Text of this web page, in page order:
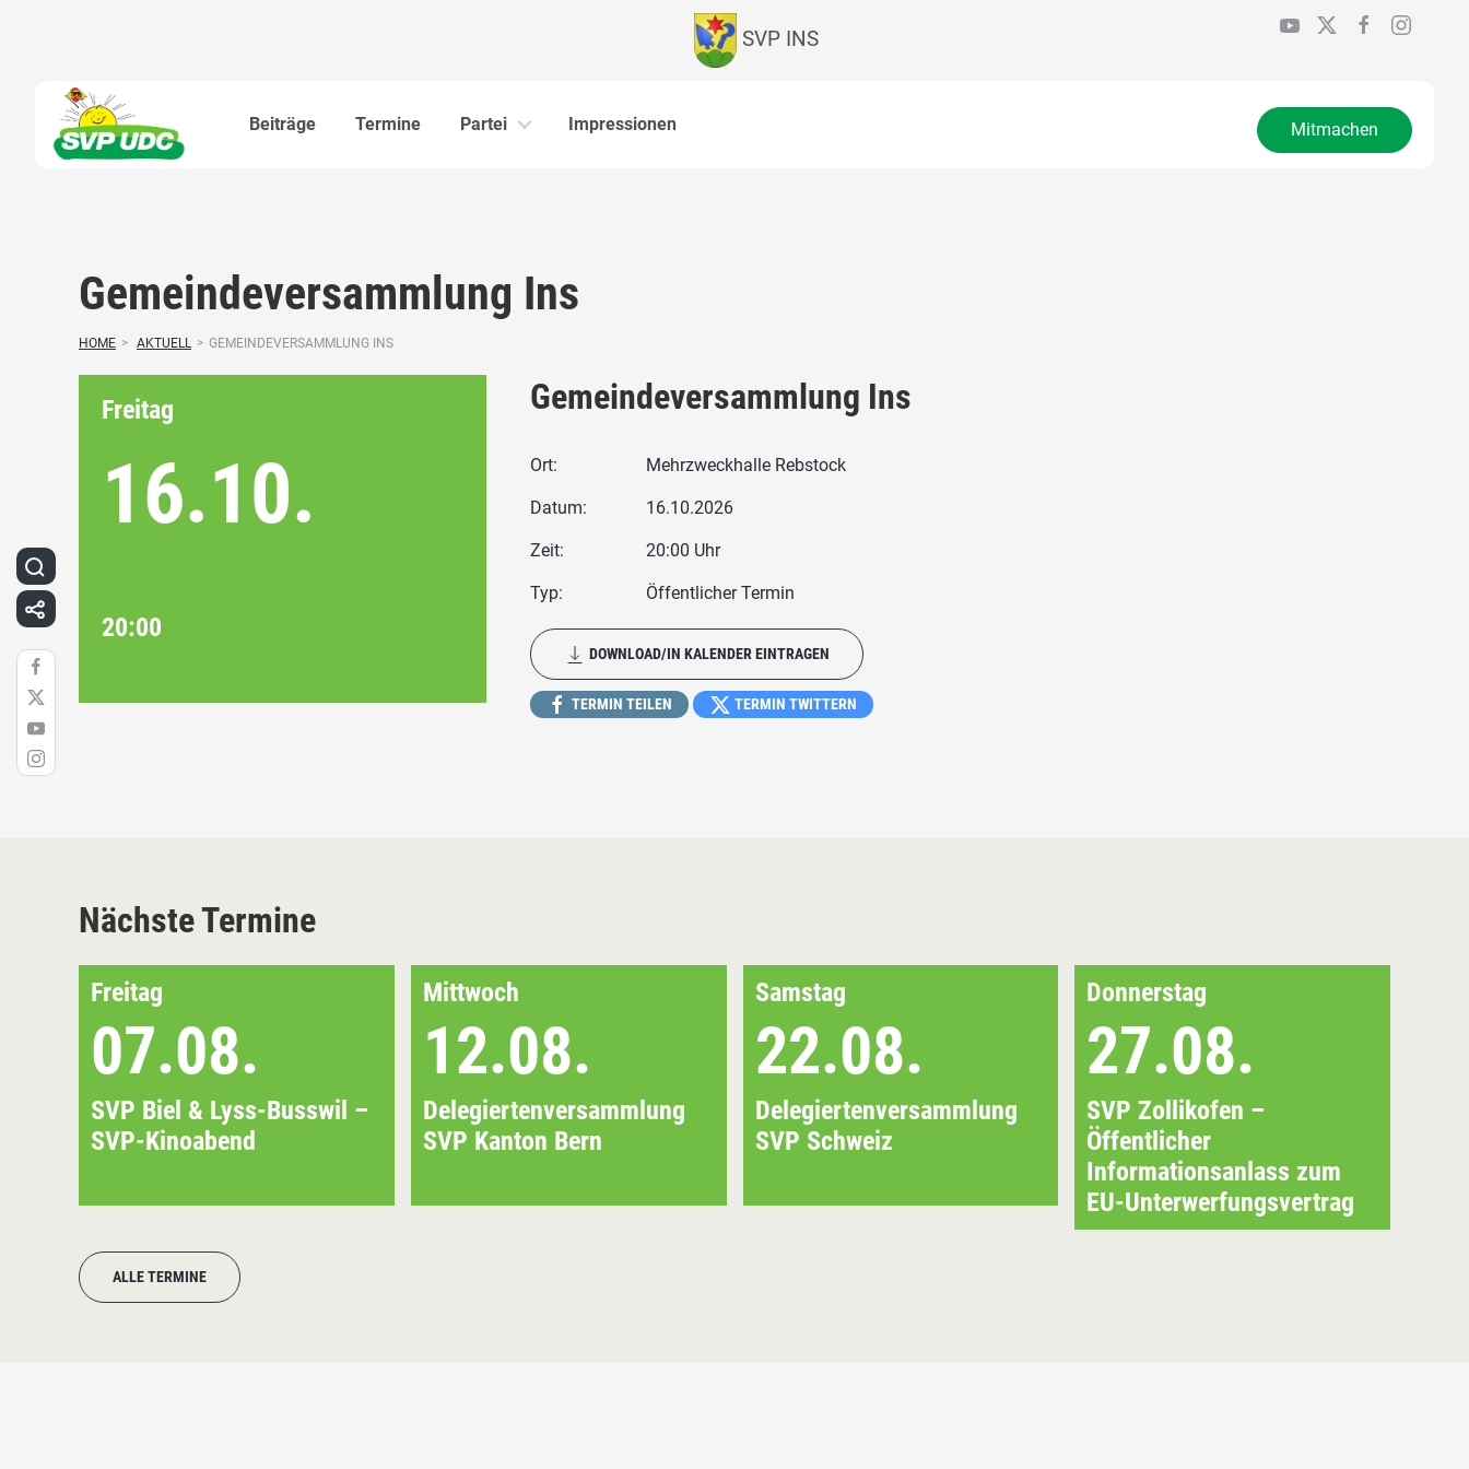
SVP INS
Beiträge Termine Partei Impressionen Mitmachen
Gemeindeversammlung Ins
HOME > AKTUELL > GEMEINDEVERSAMMLUNG INS
Freitag
16.10.
20:00
Gemeindeversammlung Ins
Ort: Mehrzweckhalle Rebstock
Datum: 16.10.2026
Zeit: 20:00 Uhr
Typ: Öffentlicher Termin
DOWNLOAD/IN KALENDER EINTRAGEN
TERMIN TEILEN TERMIN TWITTERN
Nächste Termine
Freitag
07.08.
SVP Biel & Lyss-Busswil –
SVP-Kinoabend
Mittwoch
12.08.
Delegiertenversammlung
SVP Kanton Bern
Samstag
22.08.
Delegiertenversammlung
SVP Schweiz
Donnerstag
27.08.
SVP Zollikofen –
Öffentlicher
Informationsanlass zum
EU-Unterwerfungsvertrag
ALLE TERMINE